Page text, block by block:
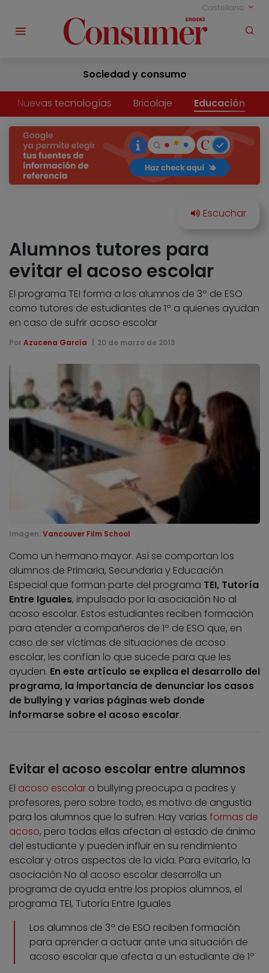
Castellano
Sociedad y consumo
Nuevas tecnologías Bricolaje Educación
Alumnos tutores para
evitar el acoso escolar
El programa TEI forma a los alumnos de 3º de ESO
como tutores de estudiantes de 1º a quienes ayudan
en caso de sufrir acoso escolar
Por Azucena García 20 de marzo de 2013
Imagen: Vancouver Film School
Como un hermano mayor. Así se comportan los
alumnos de Primaria, Secundaria y Educación
Especial que forman parte del programa TEI, Tutoría
Entre Iguales, impulsado por la asociación No al
acoso escolar. Estos estudiantes reciben formación
para atender a compañeros de 1º de ESO que, en
caso de ser víctimas de situaciones de acoso
escolar, les confían lo que sucede para que les
ayuden. En este artículo se explica el desarrollo del
programa, la importancia de denunciar los casos
de bullying y varias páginas web donde
informarse sobre el acoso escolar.
Evitar el acoso escolar entre alumnos
El acoso escolar o bullying preocupa a padres y
profesores, pero sobre todo, es motivo de angustia
para los alumnos que lo sufren. Hay varias formas de
acoso, pero todas ellas afectan al estado de ánimo
del estudiante y pueden influir en su rendimiento
escolar y otros aspectos de la vida. Para evitarlo, la
asociación No al acoso escolar desarrolla un
programa de ayuda entre los propios alumnos, el
programa TEI, Tutoría Entre Iguales
Los alumnos de 3º de ESO reciben formación
para aprender a actuar ante una situación de
acoso escolar que afecta a un estudiante de 1º